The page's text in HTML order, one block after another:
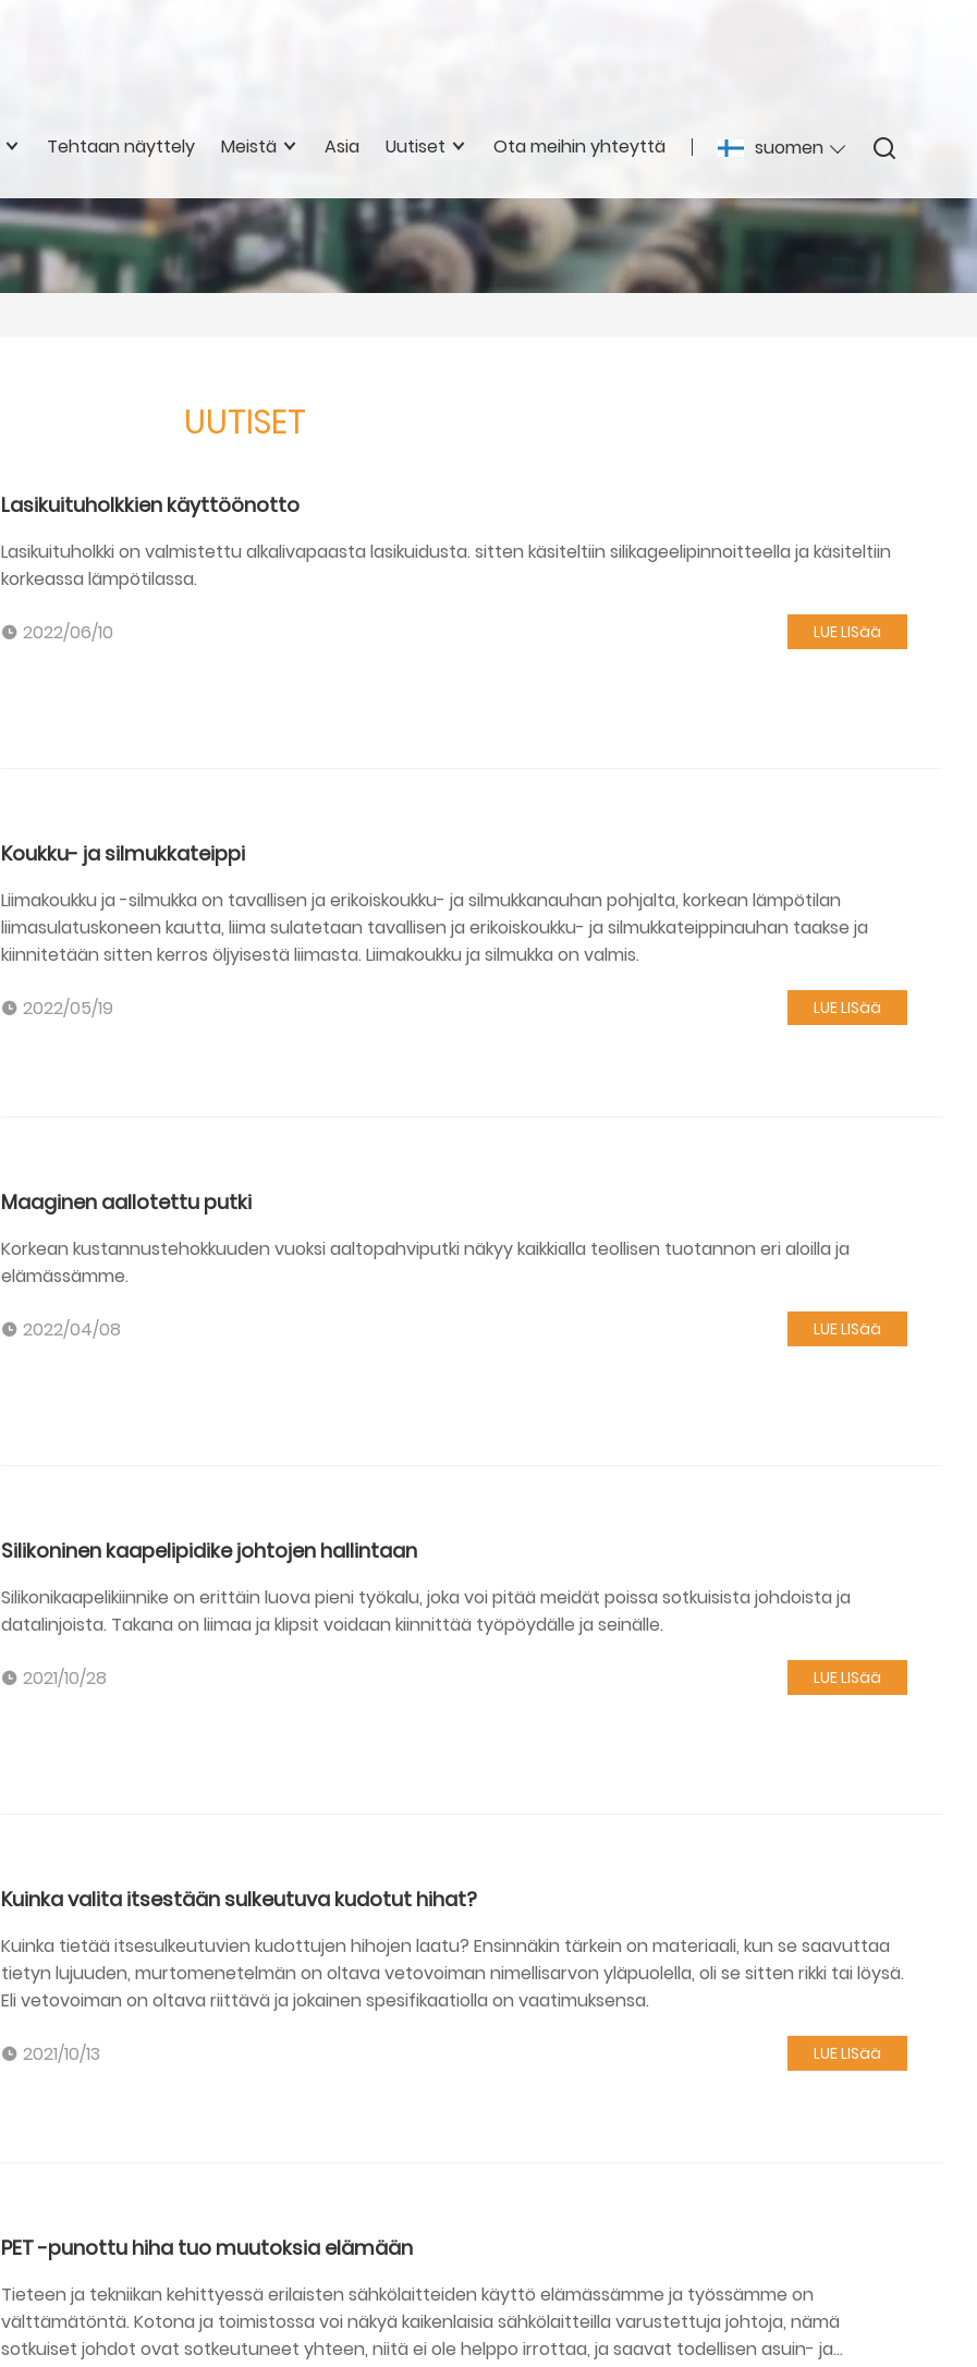
suomen
Tehtaan näyttely Meistä Asia Uutiset Ota meihin yhteyttä
UUTISET
Lasikuituholkkien käyttöönotto
Lasikuituholkki on valmistettu alkalivapaasta lasikuidusta. sitten käsiteltiin silikageelipinnoitteella ja käsiteltiin
korkeassa lämpötilassa.
2022/06/10 LUE LISää
Koukku- ja silmukkateippi
Liimakoukku ja -silmukka on tavallisen ja erikoiskoukku- ja silmukkanauhan pohjalta, korkean lämpötilan
liimasulatuskoneen kautta, liima sulatetaan tavallisen ja erikoiskoukku- ja silmukkateippinauhan taakse ja
kiinnitetään sitten kerros öljyisestä liimasta. Liimakoukku ja silmukka on valmis.
2022/05/19 LUE LISää
Maaginen aallotettu putki
Korkean kustannustehokkuuden vuoksi aaltopahviputki näkyy kaikkialla teollisen tuotannon eri aloilla ja
elämässämme.
2022/04/08 LUE LISää
Silikoninen kaapelipidike johtojen hallintaan
Silikonikaapelikiinnike on erittäin luova pieni työkalu, joka voi pitää meidät poissa sotkuisista johdoista ja
datalinjoista. Takana on liimaa ja klipsit voidaan kiinnittää työpöydälle ja seinälle.
2021/10/28 LUE LISää
Kuinka valita itsestään sulkeutuva kudotut hihat?
Kuinka tietää itsesulkeutuvien kudottujen hihojen laatu? Ensinnäkin tärkein on materiaali, kun se saavuttaa
tietyn lujuuden, murtomenetelmän on oltava vetovoiman nimellisarvon yläpuolella, oli se sitten rikki tai löysä.
Eli vetovoiman on oltava riittävä ja jokainen spesifikaatiolla on vaatimuksensa.
2021/10/13 LUE LISää
PET -punottu hiha tuo muutoksia elämään
Tieteen ja tekniikan kehittyessä erilaisten sähkölaitteiden käyttö elämässämme ja työssämme on
välttämätöntä. Kotona ja toimistossa voi näkyä kaikenlaisia ​​sähkölaitteilla varustettuja johtoja, nämä
sotkuiset johdot ovat sotkeutuneet yhteen, niitä ei ole helppo irrottaa, ja saavat todellisen asuin- ja